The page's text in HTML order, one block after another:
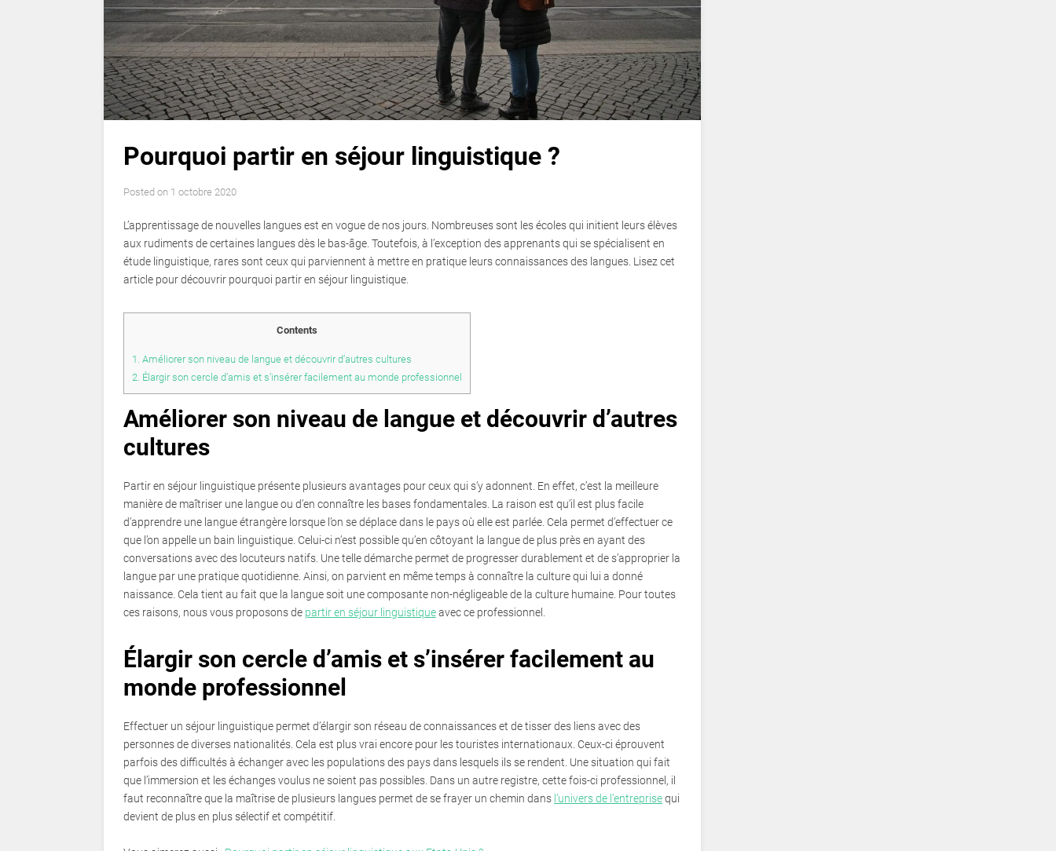
Pourquoi partir en séjour linguistique ?
Posted on 1 octobre 2020
L’apprentissage de nouvelles langues est en vogue de nos jours. Nombreuses sont les écoles qui initient leurs élèves
aux rudiments de certaines langues dès le bas-âge. Toutefois, à l’exception des apprenants qui se spécialisent en
étude linguistique, rares sont ceux qui parviennent à mettre en pratique leurs connaissances des langues. Lisez cet
article pour découvrir pourquoi partir en séjour linguistique.
Contents
1. Améliorer son niveau de langue et découvrir d’autres cultures
2. Élargir son cercle d’amis et s’insérer facilement au monde professionnel
Améliorer son niveau de langue et découvrir d’autres
cultures
Partir en séjour linguistique présente plusieurs avantages pour ceux qui s’y adonnent. En effet, c’est la meilleure
manière de maîtriser une langue ou d’en connaître les bases fondamentales. La raison est qu’il est plus facile
d’apprendre une langue étrangère lorsque l’on se déplace dans le pays où elle est parlée. Cela permet d’effectuer ce
que l’on appelle un bain linguistique. Celui-ci n’est possible qu’en côtoyant la langue de plus près en ayant des
conversations avec des locuteurs natifs. Une telle démarche permet de progresser durablement et de s’approprier la
langue par une pratique quotidienne. Ainsi, on parvient en même temps à connaître la culture qui lui a donné
naissance. Cela tient au fait que la langue soit une composante non-négligeable de la culture humaine. Pour toutes
ces raisons, nous vous proposons de partir en séjour linguistiqueavec ce professionnel.
Élargir son cercle d’amis et s’insérer facilement au
monde professionnel
Effectuer un séjour linguistique permet d’élargir son réseau de connaissances et de tisser des liens avec des
personnes de diverses nationalités. Cela est plus vrai encore pour les touristes internationaux. Ceux-ci éprouvent
parfois des difficultés à échanger avec les populations des pays dans lesquels ils se rendent. Une situation qui fait
que l’immersion et les échanges voulus ne soient pas possibles. Dans un autre registre, cette fois-ci professionnel, il
faut reconnaître que la maîtrise de plusieurs langues permet de se frayer un chemin dans l’univers de l’entreprisequi
devient de plus en plus sélectif et compétitif.